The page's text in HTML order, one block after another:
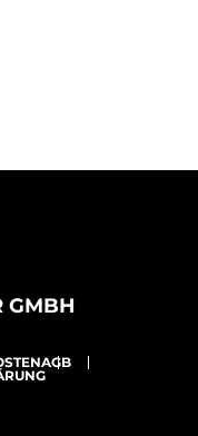
GMBH
AGB